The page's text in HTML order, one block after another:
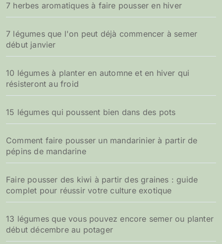
:7 herbes aromatiques à faire pousser en hiver
7 légumes que l'on peut déjà commencer à semer
début janvier
10 légumes à planter en automne et en hiver qui
résisteront au froid
15 légumes qui poussent bien dans des pots
Comment faire pousser un mandarinier à partir de
pépins de mandarine
Faire pousser des kiwi à partir des graines : guide
complet pour réussir votre culture exotique
13 légumes que vous pouvez encore semer ou planter
début décembre au potager